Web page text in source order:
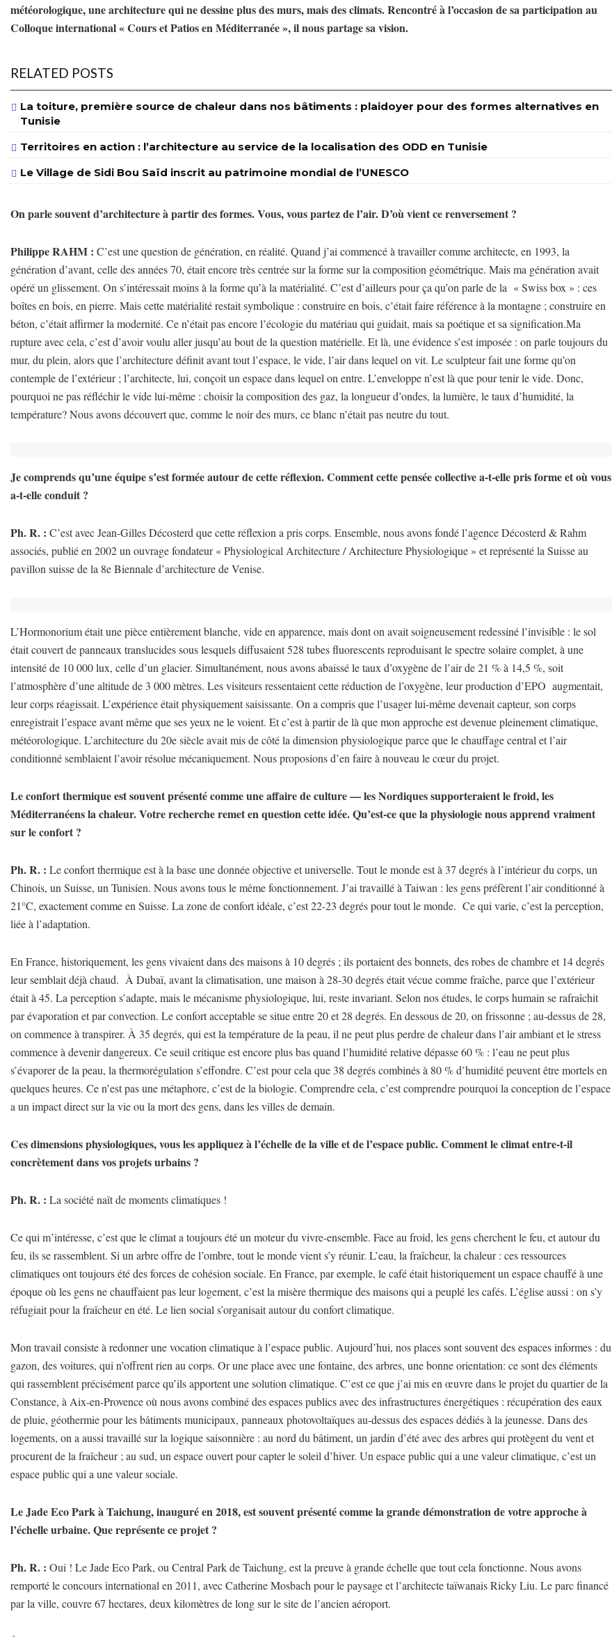
météorologique, une architecture qui ne dessine plus des murs, mais des climats. Rencontré à l’occasion de sa participation au
Colloque international « Cours et Patios en Méditerranée », il nous partage sa vision.
RELATED POSTS
La toiture, première source de chaleur dans nos bâtiments : plaidoyer pour des formes alternatives en
Tunisie
Territoires en action : l’architecture au service de la localisation des ODD en Tunisie
Le Village de Sidi Bou Saïd inscrit au patrimoine mondial de l’UNESCO
On parle souvent d’architecture à partir des formes. Vous, vous partez de l’air. D’où vient ce renversement ?
Philippe RAHM : C’est une question de génération, en réalité. Quand j’ai commencé à travailler comme architecte, en 1993, la
génération d’avant, celle des années 70, était encore très centrée sur la forme sur la composition géométrique. Mais ma génération avait
opéré un glissement. On s’intéressait moins à la forme qu’à la matérialité. C’est d’ailleurs pour ça qu’on parle de la « Swiss box » : ces
boîtes en bois, en pierre. Mais cette matérialité restait symbolique : construire en bois, c’était faire référence à la montagne ; construire en
béton, c’était affirmer la modernité. Ce n’était pas encore l’écologie du matériau qui guidait, mais sa poétique et sa signification.Ma
rupture avec cela, c’est d’avoir voulu aller jusqu’au bout de la question matérielle. Et là, une évidence s’est imposée : on parle toujours du
mur, du plein, alors que l’architecture définit avant tout l’espace, le vide, l’air dans lequel on vit. Le sculpteur fait une forme qu’on
contemple de l’extérieur ; l’architecte, lui, conçoit un espace dans lequel on entre. L’enveloppe n’est là que pour tenir le vide. Donc,
pourquoi ne pas réfléchir le vide lui-même : choisir la composition des gaz, la longueur d’ondes, la lumière, le taux d’humidité, la
température? Nous avons découvert que, comme le noir des murs, ce blanc n’était pas neutre du tout.
Je comprends qu’une équipe s’est formée autour de cette réflexion. Comment cette pensée collective a-t-elle pris forme et où vous
a-t-elle conduit ?
Ph. R. : C’est avec Jean-Gilles Décosterd que cette réflexion a pris corps. Ensemble, nous avons fondé l’agence Décosterd & Rahm
associés, publié en 2002 un ouvrage fondateur « Physiological Architecture / Architecture Physiologique » et représenté la Suisse au
pavillon suisse de la 8e Biennale d’architecture de Venise.
L’Hormonorium était une pièce entièrement blanche, vide en apparence, mais dont on avait soigneusement redessiné l’invisible : le sol
était couvert de panneaux translucides sous lesquels diffusaient 528 tubes fluorescents reproduisant le spectre solaire complet, à une
intensité de 10 000 lux, celle d’un glacier. Simultanément, nous avons abaissé le taux d’oxygène de l’air de 21 % à 14,5 %, soit
l’atmosphère d’une altitude de 3 000 mètres. Les visiteurs ressentaient cette réduction de l’oxygène, leur production d’EPO augmentait,
leur corps réagissait. L’expérience était physiquement saisissante. On a compris que l’usager lui-même devenait capteur, son corps
enregistrait l’espace avant même que ses yeux ne le voient. Et c’est à partir de là que mon approche est devenue pleinement climatique,
météorologique. L’architecture du 20e siècle avait mis de côté la dimension physiologique parce que le chauffage central et l’air
conditionné semblaient l’avoir résolue mécaniquement. Nous proposions d’en faire à nouveau le cœur du projet.
Le confort thermique est souvent présenté comme une affaire de culture — les Nordiques supporteraient le froid, les
Méditerranéens la chaleur. Votre recherche remet en question cette idée. Qu’est-ce que la physiologie nous apprend vraiment
sur le confort ?
Ph. R. : Le confort thermique est à la base une donnée objective et universelle. Tout le monde est à 37 degrés à l’intérieur du corps, un
Chinois, un Suisse, un Tunisien. Nous avons tous le même fonctionnement. J’ai travaillé à Taiwan : les gens préfèrent l’air conditionné à
21°C, exactement comme en Suisse. La zone de confort idéale, c’est 22-23 degrés pour tout le monde. Ce qui varie, c’est la perception,
liée à l’adaptation.
En France, historiquement, les gens vivaient dans des maisons à 10 degrés ; ils portaient des bonnets, des robes de chambre et 14 degrés
leur semblait déjà chaud. À Dubaï, avant la climatisation, une maison à 28-30 degrés était vécue comme fraîche, parce que l’extérieur
était à 45. La perception s’adapte, mais le mécanisme physiologique, lui, reste invariant. Selon nos études, le corps humain se rafraîchit
par évaporation et par convection. Le confort acceptable se situe entre 20 et 28 degrés. En dessous de 20, on frissonne ; au-dessus de 28,
on commence à transpirer. À 35 degrés, qui est la température de la peau, il ne peut plus perdre de chaleur dans l’air ambiant et le stress
commence à devenir dangereux. Ce seuil critique est encore plus bas quand l’humidité relative dépasse 60 % : l’eau ne peut plus
s’évaporer de la peau, la thermorégulation s’effondre. C’est pour cela que 38 degrés combinés à 80 % d’humidité peuvent être mortels en
quelques heures. Ce n’est pas une métaphore, c’est de la biologie. Comprendre cela, c’est comprendre pourquoi la conception de l’espace
a un impact direct sur la vie ou la mort des gens, dans les villes de demain.
Ces dimensions physiologiques, vous les appliquez à l’échelle de la ville et de l’espace public. Comment le climat entre-t-il
concrètement dans vos projets urbains ?
Ph. R. : La société naît de moments climatiques !
Ce qui m’intéresse, c’est que le climat a toujours été un moteur du vivre-ensemble. Face au froid, les gens cherchent le feu, et autour du
feu, ils se rassemblent. Si un arbre offre de l’ombre, tout le monde vient s’y réunir. L’eau, la fraîcheur, la chaleur : ces ressources
climatiques ont toujours été des forces de cohésion sociale. En France, par exemple, le café était historiquement un espace chauffé à une
époque où les gens ne chauffaient pas leur logement, c’est la misère thermique des maisons qui a peuplé les cafés. L’église aussi : on s’y
réfugiait pour la fraîcheur en été. Le lien social s’organisait autour du confort climatique.
Mon travail consiste à redonner une vocation climatique à l’espace public. Aujourd’hui, nos places sont souvent des espaces informes : du
gazon, des voitures, qui n’offrent rien au corps. Or une place avec une fontaine, des arbres, une bonne orientation: ce sont des éléments
qui rassemblent précisément parce qu’ils apportent une solution climatique. C’est ce que j’ai mis en œuvre dans le projet du quartier de la
Constance, à Aix-en-Provence où nous avons combiné des espaces publics avec des infrastructures énergétiques : récupération des eaux
de pluie, géothermie pour les bâtiments municipaux, panneaux photovoltaïques au-dessus des espaces dédiés à la jeunesse. Dans des
logements, on a aussi travaillé sur la logique saisonnière : au nord du bâtiment, un jardin d’été avec des arbres qui protègent du vent et
procurent de la fraîcheur ; au sud, un espace ouvert pour capter le soleil d’hiver. Un espace public qui a une valeur climatique, c’est un
espace public qui a une valeur sociale.
Le Jade Eco Park à Taichung, inauguré en 2018, est souvent présenté comme la grande démonstration de votre approche à
l’échelle urbaine. Que représente ce projet ?
Ph. R. : Oui ! Le Jade Eco Park, ou Central Park de Taichung, est la preuve à grande échelle que tout cela fonctionne. Nous avons
remporté le concours international en 2011, avec Catherine Mosbach pour le paysage et l’architecte taïwanais Ricky Liu. Le parc financé
par la ville, couvre 67 hectares, deux kilomètres de long sur le site de l’ancien aéroport.